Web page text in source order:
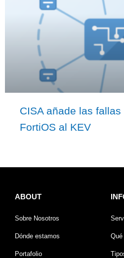
CISA añade las
FortiOS al KEV
ABOUT
Sobre Nosotros
Dónde estamos
Portafolio
Qué